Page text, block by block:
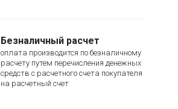
Безналичный расчет
оплата производится по безналичному
расчету путем перечисления денежных
средств с расчетного счета покупателя
на расчетный счет